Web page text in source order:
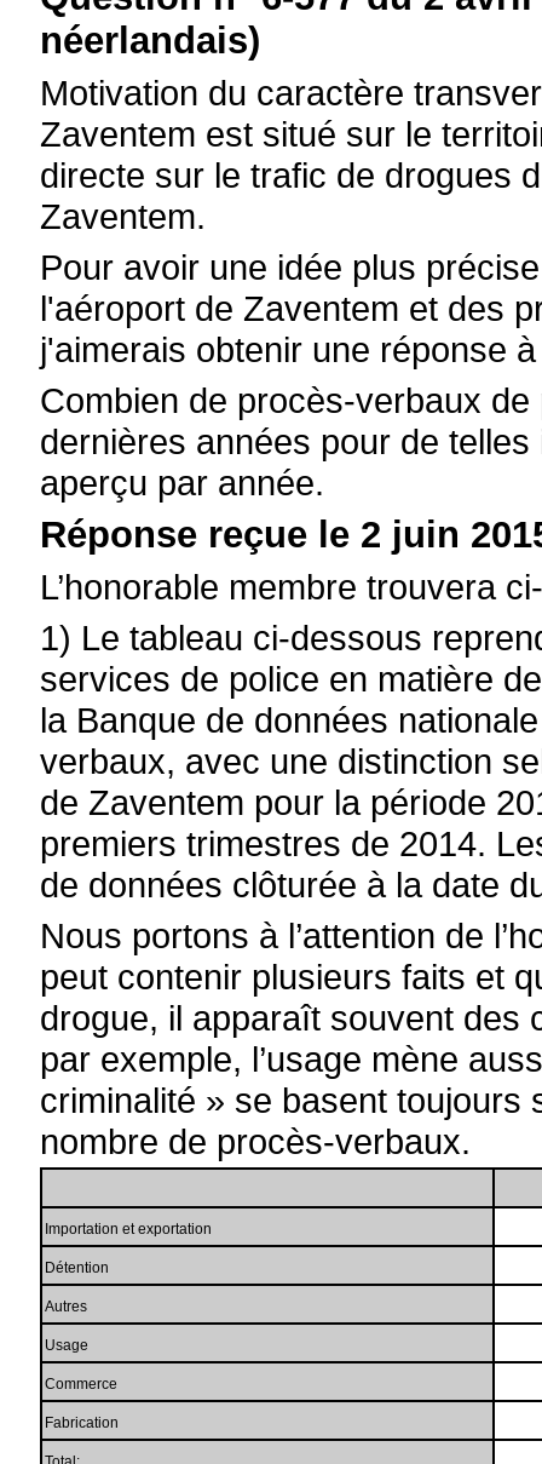
néerlandais)
Motivation du caractère
Zaventem est situé sur le
directe sur le trafic de drogues
Zaventem.
Pour avoir une idée plus
l'aéroport de Zaventem et des
j'aimerais obtenir une réponse
Combien de procès-verbaux
dernières années pour de
aperçu par année.
Réponse reçue le 2 juin
L’honorable membre trouvera
1) Le tableau ci-dessous
services de police en matière
la Banque de données
verbaux, avec une distinction
de Zaventem pour la période
premiers trimestres de 2014.
de données clôturée à la date
Nous portons à l’attention de
peut contenir plusieurs faits et
drogue, il apparaît souvent des
par exemple, l’usage mène
criminalité » se basent toujours
nombre de procès-verbaux.
Importation et exportation
Détention
Autres
Usage
Commerce
Fabrication